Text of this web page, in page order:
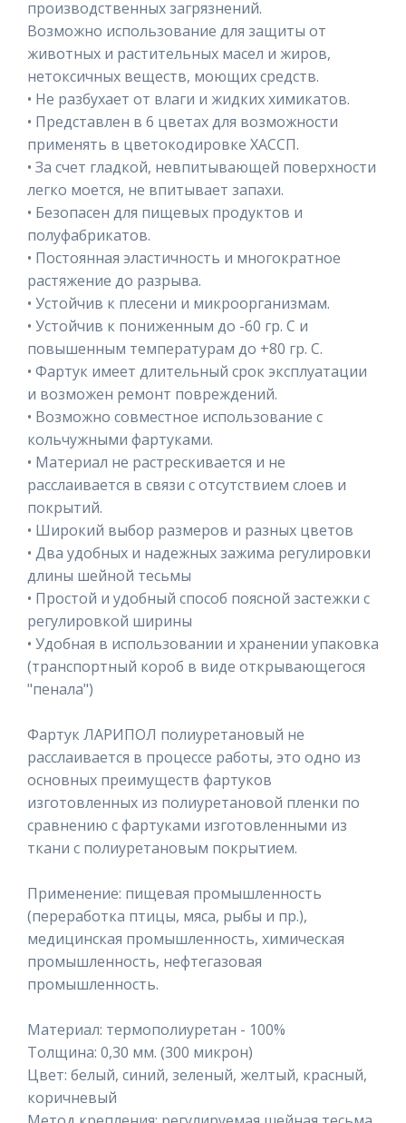
производственных загрязнений.
Возможно использование для защиты от
животных и растительных масел и жиров,
нетоксичных веществ, моющих средств.
• Не разбухает от влаги и жидких химикатов.
• Представлен в 6 цветах для возможности
применять в цветокодировке ХАССП.
• За счет гладкой, невпитывающей поверхности
легко моется, не впитывает запахи.
• Безопасен для пищевых продуктов и
полуфабрикатов.
• Постоянная эластичность и многократное
растяжение до разрыва.
• Устойчив к плесени и микроорганизмам.
• Устойчив к пониженным до -60 гр. С и
повышенным температурам до +80 гр. С.
• Фартук имеет длительный срок эксплуатации
и возможен ремонт повреждений.
• Возможно совместное использование с
кольчужными фартуками.
• Материал не растрескивается и не
расслаивается в связи с отсутствием слоев и
покрытий.
• Широкий выбор размеров и разных цветов
• Два удобных и надежных зажима регулировки
длины шейной тесьмы
• Простой и удобный способ поясной застежки с
регулировкой ширины
• Удобная в использовании и хранении упаковка
(транспортный короб в виде открывающегося
"пенала")
Фартук ЛАРИПОЛ полиуретановый не
расслаивается в процессе работы, это одно из
основных преимуществ фартуков
изготовленных из полиуретановой пленки по
сравнению с фартуками изготовленными из
ткани с полиуретановым покрытием.
Применение: пищевая промышленность
(переработка птицы, мяса, рыбы и пр.),
медицинская промышленность, химическая
промышленность, нефтегазовая
промышленность.
Материал: термополиуретан - 100%
Толщина: 0,30 мм. (300 микрон)
Цвет: белый, синий, зеленый, желтый, красный,
коричневый